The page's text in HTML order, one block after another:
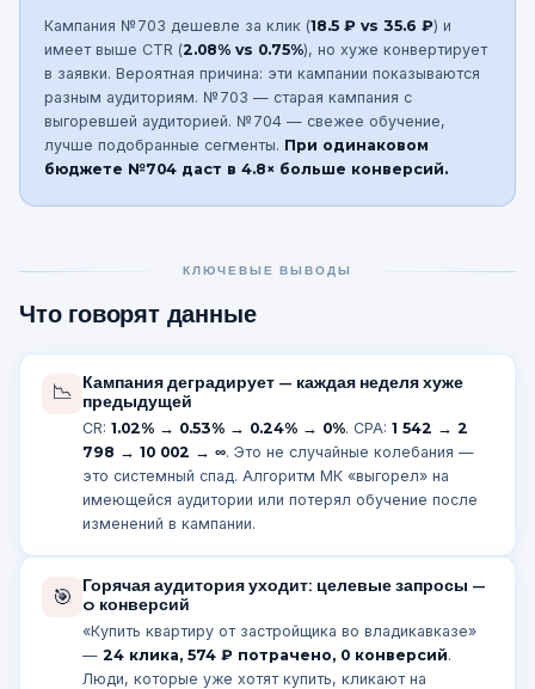
Кампания №703 дешевле за клик (18.5 ₽ vs 35.6 ₽) и
имеет выше CTR (2.08% vs 0.75%), но хуже конвертирует
в заявки. Вероятная причина: эти кампании показываются
разным аудиториям. №703 — старая кампания с
выгоревшей аудиторией. №704 — свежее обучение,
лучше подобранные сегменты. При одинаковом
бюджете №704 даст в 4.8× больше конверсий.
КЛЮЧЕВЫЕ ВЫВОДЫ
Что говорят данные
📉
Кампания деградирует — каждая неделя хуже
предыдущей
CR: 1.02% → 0.53% → 0.24% → 0%. CPA: 1 542 → 2
798 → 10 002 → ∞. Это не случайные колебания —
это системный спад. Алгоритм МК «выгорел» на
имеющейся аудитории или потерял обучение после
изменений в кампании.
🎯
Горячая аудитория уходит: целевые запросы —
0 конверсий
«Купить квартиру от застройщика во владикавказе»
— 24 клика, 574 ₽ потрачено, 0 конверсий.
Люди, которые уже хотят купить, кликают на